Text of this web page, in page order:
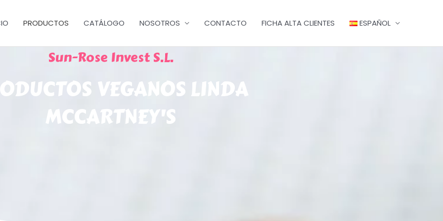
PRODUCTOS CATÁLOGO NOSOTROS CONTACTO FICHA ALTA CLIENTES ESPAÑOL
Sun-Rose Invest S.L.
VEGANOS LINDA
MCCARTNEY'S